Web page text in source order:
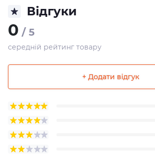
Відгуки
0 / 5
середній рейтинг товару
+ Додати відгук